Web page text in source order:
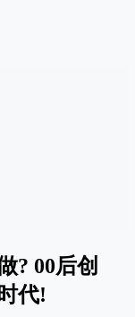
? 00后创
代!